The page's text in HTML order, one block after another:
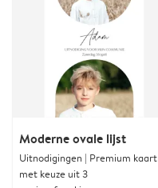
Moderne ovale lijst
Uitnodigingen | Premium kaart
met keuze uit 3